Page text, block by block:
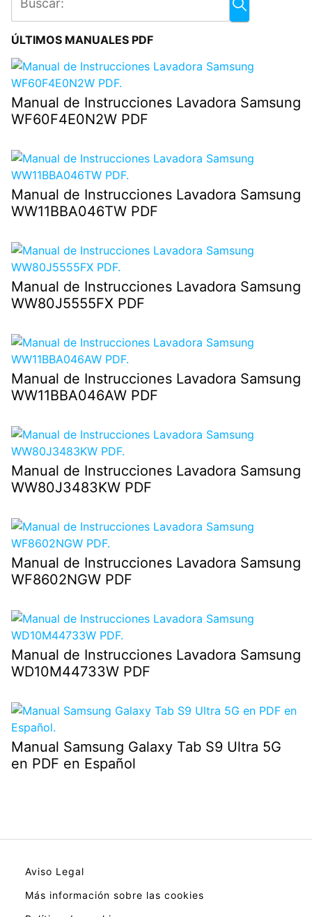
ÚLTIMOS MANUALES PDF
Manual de Instrucciones Lavadora Samsung
WF60F4E0N2W PDF
Manual de Instrucciones Lavadora Samsung
WW11BBA046TW PDF
Manual de Instrucciones Lavadora Samsung
WW80J5555FX PDF
Manual de Instrucciones Lavadora Samsung
WW11BBA046AW PDF
Manual de Instrucciones Lavadora Samsung
WW80J3483KW PDF
Manual de Instrucciones Lavadora Samsung
WF8602NGW PDF
Manual de Instrucciones Lavadora Samsung
WD10M44733W PDF
Manual Samsung Galaxy Tab S9 Ultra 5G
en PDF en Español
Aviso Legal
Más información sobre las cookies